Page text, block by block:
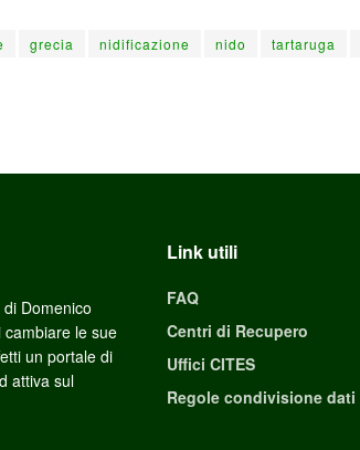
grecia nidificazione nido tartaruga
Domenico
le sue
un portale di
attiva sul
Link utili
FAQ
Centri di Recupero
Uffici CITES
Regole condivisione dati